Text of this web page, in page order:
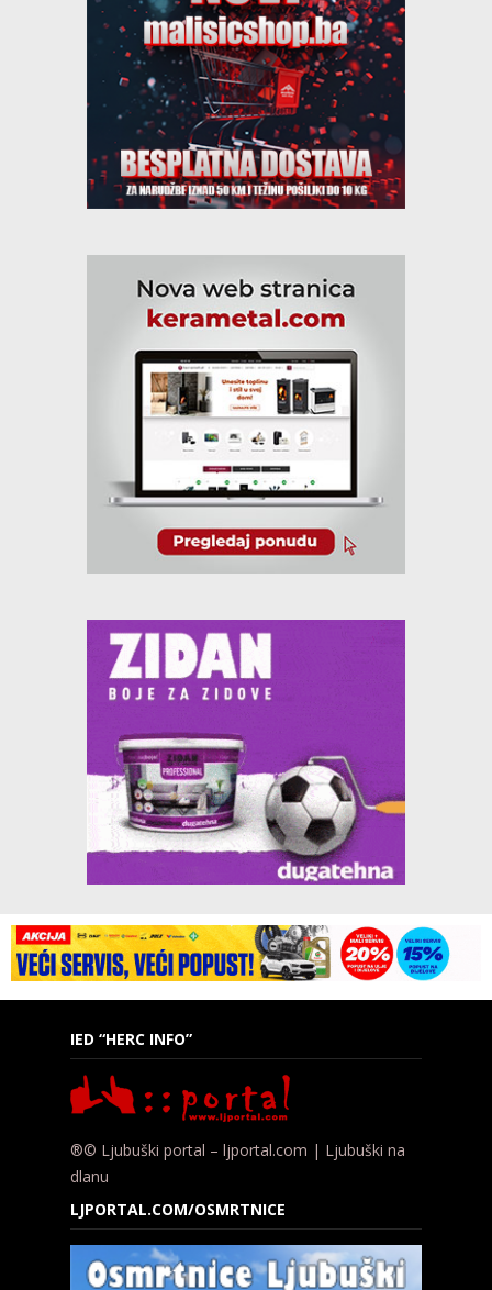
IED “HERC INFO”
®© Ljubuški portal – ljportal.com | Ljubuški na
dlanu
LJPORTAL.COM/OSMRTNICE